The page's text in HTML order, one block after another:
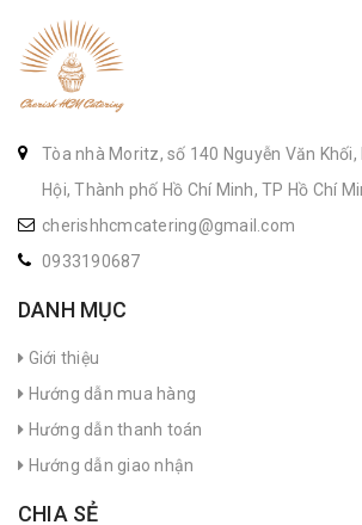
Tòa nhà Moritz, số 140 Nguyễn Văn
Hội, Thành phố Hồ Chí Minh, TP Hồ Chí
cherishhcmcatering@gmail.com
0933190687
DANH MỤC
Giới thiệu
Hướng dẫn mua hàng
Hướng dẫn thanh toán
Hướng dẫn giao nhận
CHIA SẺ